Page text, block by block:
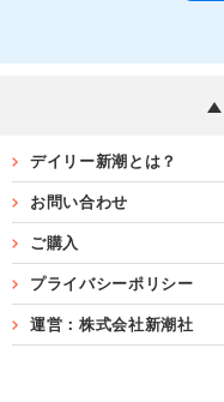
デイリー新潮とは？
お問い合わせ
ご購入
プライバシーポリシー
運営：株式会社新潮社